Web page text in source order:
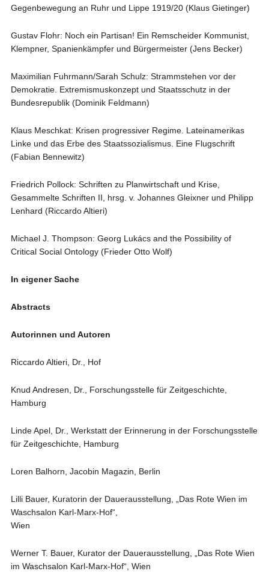
Gegenbewegung an Ruhr und Lippe 1919/20 (Klaus Gietinger)
Gustav Flohr: Noch ein Partisan! Ein Remscheider Kommunist,
Klempner, Spanienkämpfer und Bürgermeister (Jens Becker)
Maximilian Fuhrmann/Sarah Schulz: Strammstehen vor der
Demokratie. Extremismuskonzept und Staatsschutz in der
Bundesrepublik (Dominik Feldmann)
Klaus Meschkat: Krisen progressiver Regime. Lateinamerikas
Linke und das Erbe des Staatssozialismus. Eine Flugschrift
(Fabian Bennewitz)
Friedrich Pollock: Schriften zu Planwirtschaft und Krise,
Gesammelte Schriften II, hrsg. v. Johannes Gleixner und Philipp
Lenhard (Riccardo Altieri)
Michael J. Thompson: Georg Lukács and the Possibility of
Critical Social Ontology (Frieder Otto Wolf)
In eigener Sache
Abstracts
Autorinnen und Autoren
Riccardo Altieri, Dr., Hof
Knud Andresen, Dr., Forschungsstelle für Zeitgeschichte,
Hamburg
Linde Apel, Dr., Werkstatt der Erinnerung in der Forschungsstelle
für Zeitgeschichte, Hamburg
Loren Balhorn, Jacobin Magazin, Berlin
Lilli Bauer, Kuratorin der Dauerausstellung, „Das Rote Wien im
Waschsalon Karl-Marx-Hof“,
Wien
Werner T. Bauer, Kurator der Dauerausstellung, „Das Rote Wien
im Waschsalon Karl-Marx-Hof“, Wien